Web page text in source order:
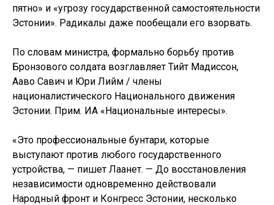
пятно» и «угрозу государственной самостоятельности
Эстонии». Радикалы даже пообещали его взорвать.
По словам министра, формально борьбу против
Бронзового солдата возглавляет Тийт Мадиссон,
Ааво Савич и Юри Лийм / члены
националистического Национального движения
Эстонии. Прим. ИА «Национальные интересы».
«Это профессиональные бунтари, которые
выступают против любого государственного
устройства, — пишет Лаанет. — До восстановления
независимости одновременно действовали
Народный фронт и Конгресс Эстонии, несколько